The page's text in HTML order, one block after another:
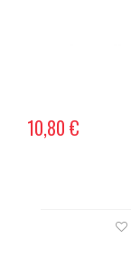
10,80 €